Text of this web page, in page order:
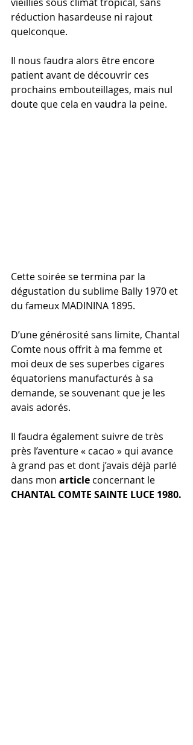
réduction hasardeuse ni rajout
quelconque.
Il nous faudra alors être encore
patient avant de découvrir ces
prochains embouteillages, mais nul
doute que cela en vaudra la peine.
Cette soirée se termina par la
dégustation du sublime Bally 1970 et
du fameux MADININA 1895.
D’une générosité sans limite, Chantal
Comte nous offrit à ma femme et
moi deux de ses superbes cigares
équatoriens manufacturés à sa
demande, se souvenant que je les
avais adorés.
Il faudra également suivre de très
près l’aventure « cacao » qui avance
à grand pas et dont j’avais déjà parlé
dans mon article concernant le
CHANTAL COMTE SAINTE LUCE 1980.